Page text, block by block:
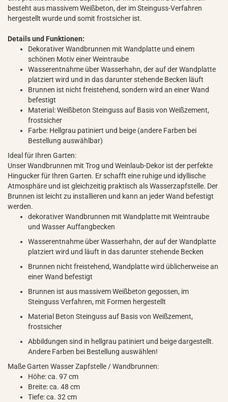
besteht aus massivem Weißbeton, der im Steinguss-Verfahren
hergestellt wurde und somit frostsicher ist.
Details und Funktionen:
Dekorativer Wandbrunnen mit Wandplatte und einem
schönen Motiv einer Weintraube
Wasserentnahme über Wasserhahn, der auf der Wandplatte
platziert wird und in das darunter stehende Becken läuft
Brunnen ist nicht freistehend, sondern wird an einer Wand
befestigt
Material: Weißbeton Steinguss auf Basis von Weißzement,
frostsicher
Farbe: Hellgrau patiniert und beige (andere Farben bei
Bestellung auswählbar)
Ideal für Ihren Garten:
Unser Wandbrunnen mit Trog und Weinlaub-Dekor ist der perfekte
Hingucker für Ihren Garten. Er schafft eine ruhige und idyllische
Atmosphäre und ist gleichzeitig praktisch als Wasserzapfstelle. Der
Brunnen ist leicht zu installieren und kann an jeder Wand befestigt
werden.
dekorativer Wandbrunnen mit Wandplatte mit Weintraube
und Wasser Auffangbecken
Wasserentnahme über Wasserhahn, der auf der Wandplatte
platziert wird und läuft in das darunter stehende Becken
Brunnen nicht freistehend, Wandplatte wird üblicherweise an
einer Wand befestigt
Brunnen ist aus massivem Weißbeton gegossen, im
Steinguss Verfahren, mit Formen hergestellt
Material Beton Steinguss auf Basis von Weißzement,
frostsicher
Abbildungen sind in hellgrau patiniert und beige dargestellt.
Andere Farben bei Bestellung auswählen!
Maße Garten Wasser Zapfstelle / Wandbrunnen:
Höhe: ca. 97 cm
Breite: ca. 48 cm
Tiefe: ca. 32 cm